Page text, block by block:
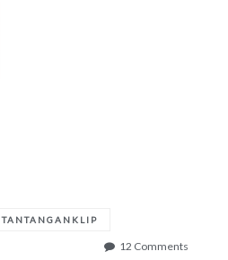
TANTANGANKLIP
12 Commentson